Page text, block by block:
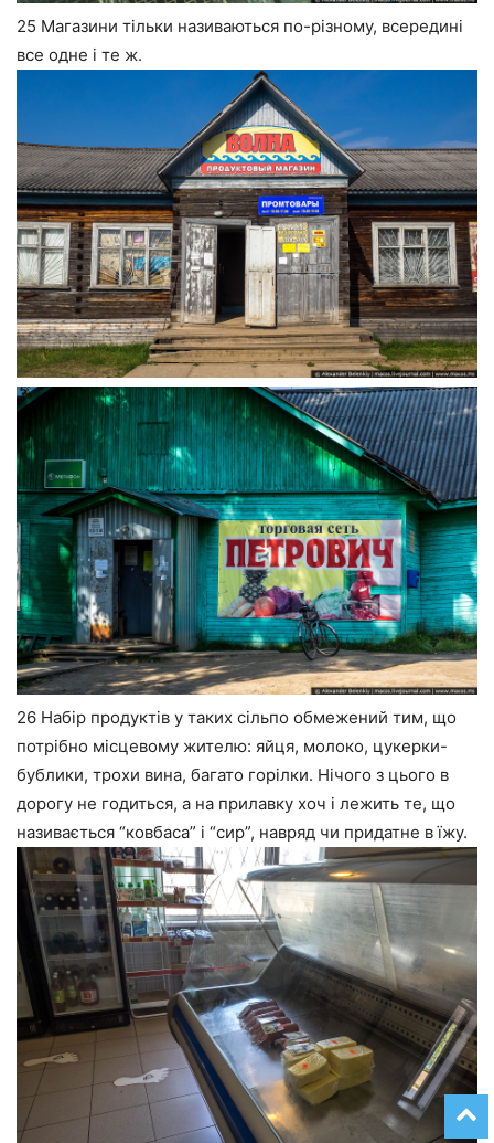
25 Магазини тільки називаються по-різному, всередині
все одне і те ж.
26 Набір продуктів у таких сільпо обмежений тим, що
потрібно місцевому жителю: яйця, молоко, цукерки-
бублики, трохи вина, багато горілки. Нічого з цього в
дорогу не годиться, а на прилавку хоч і лежить те, що
називається “ковбаса” і “сир”, навряд чи придатне в їжу.